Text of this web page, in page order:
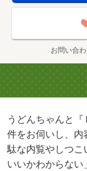
お問い合
うどんちゃんと
件をお伺いし、内
駄な内覧やしつこ
いいかわからな